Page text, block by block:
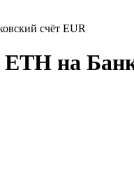
счёт EUR
на